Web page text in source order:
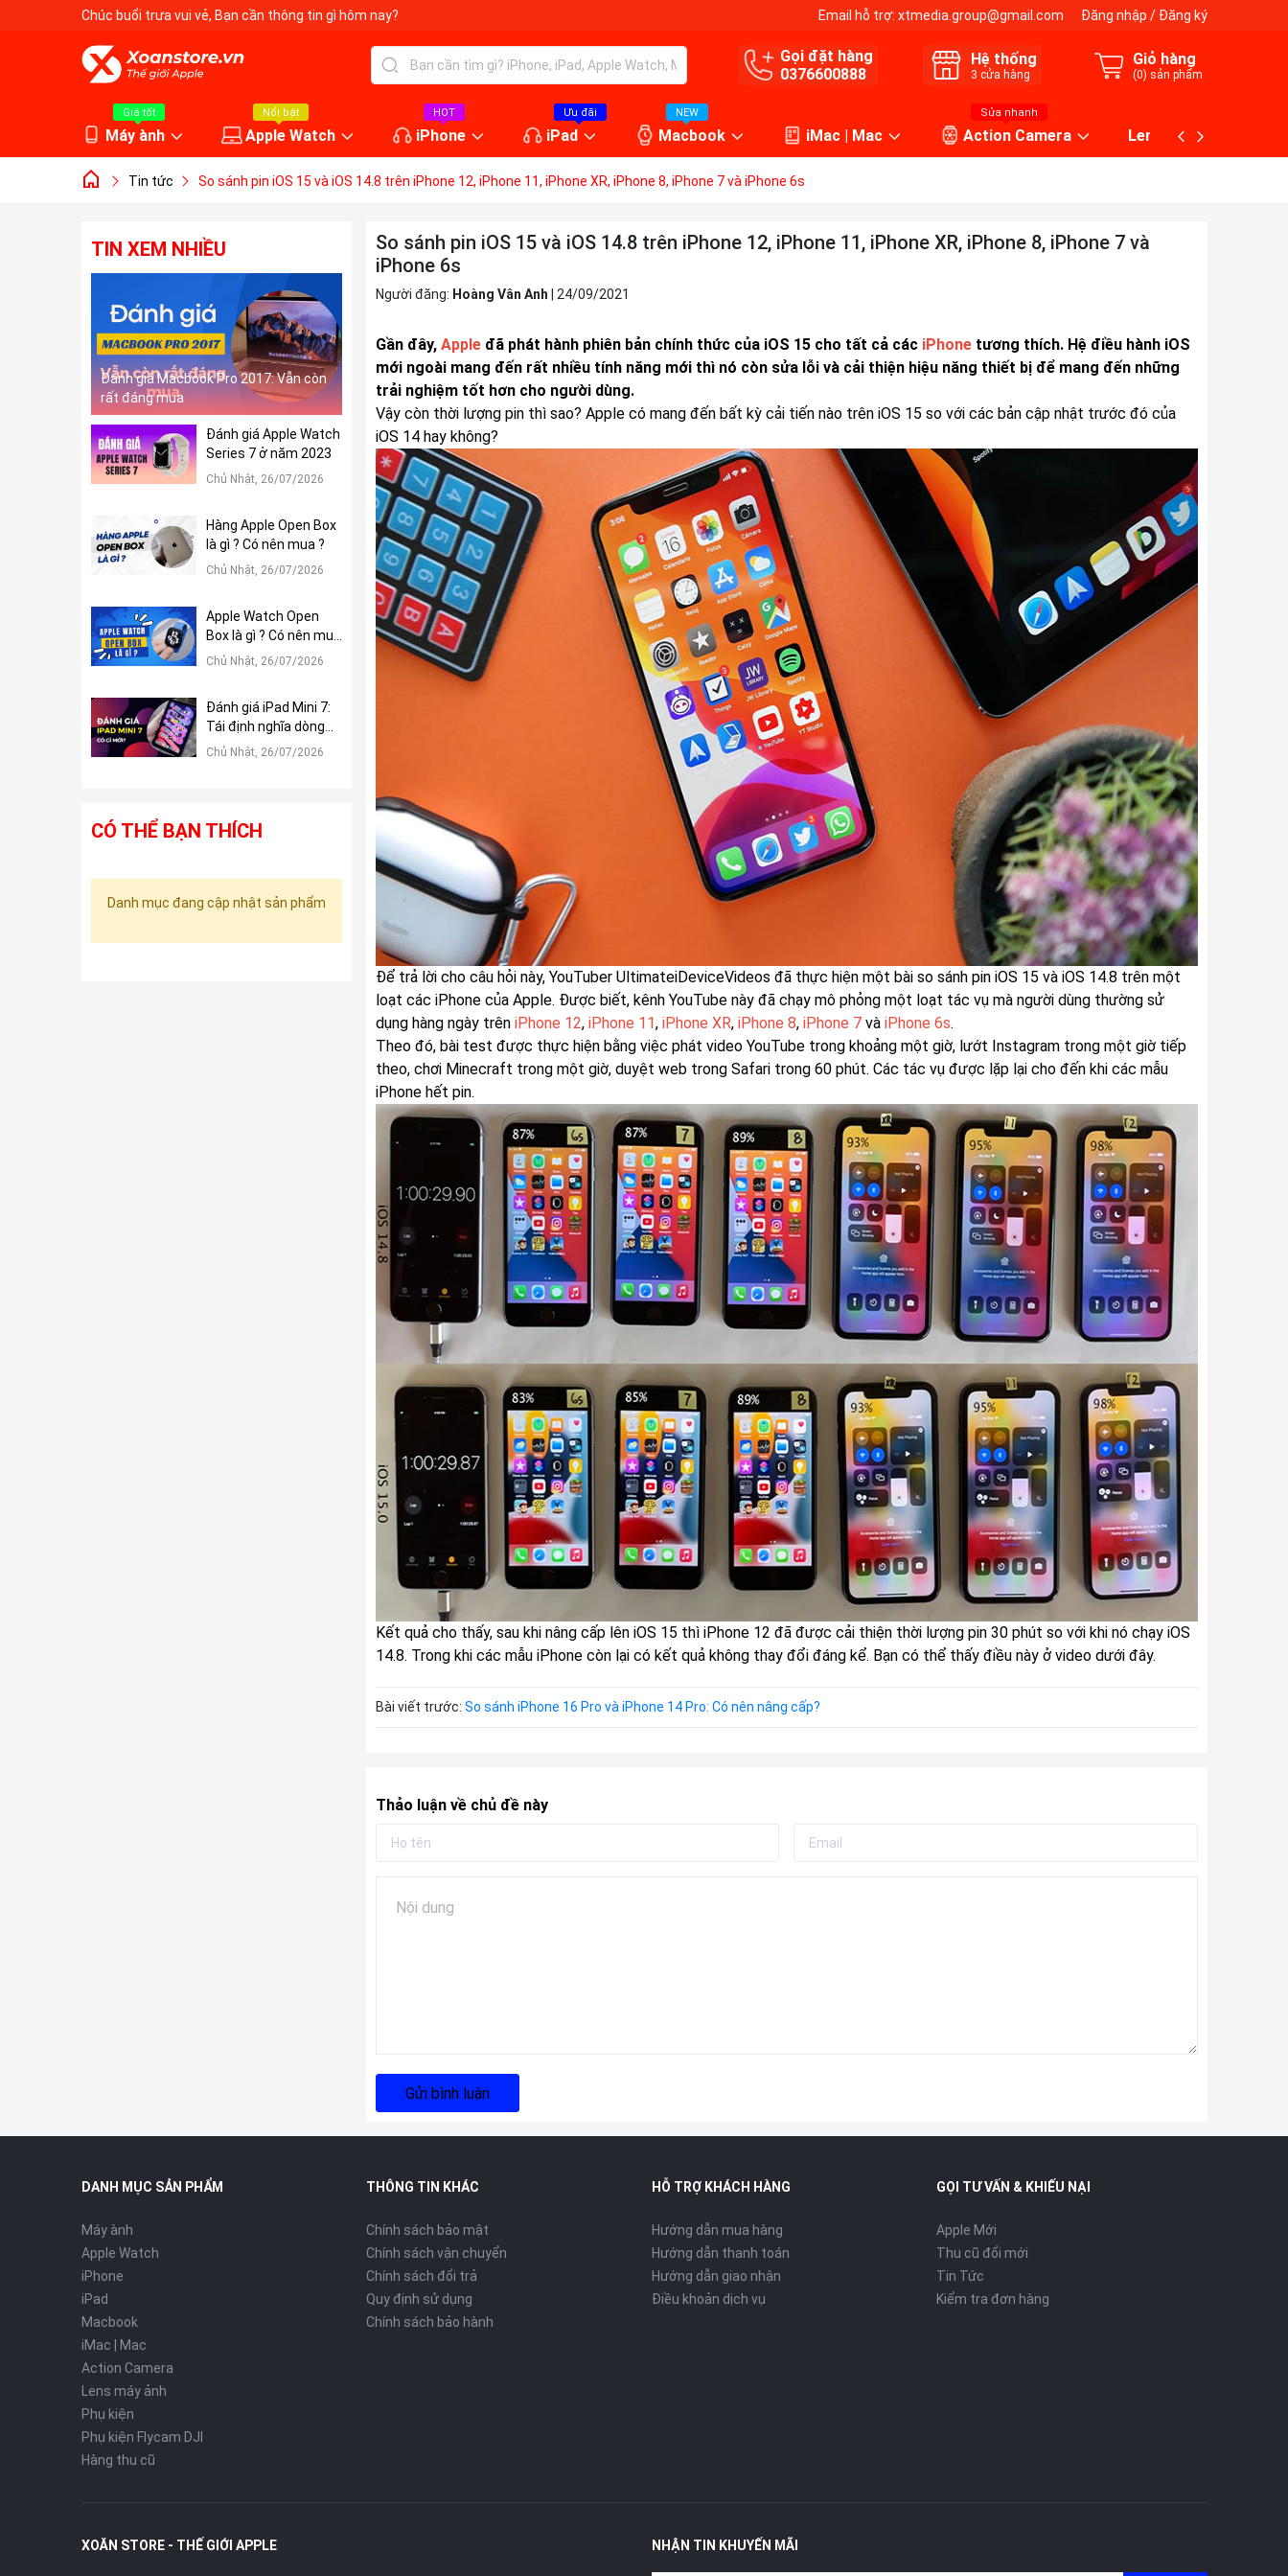
Chúc buổi trưa vui vẻ, Bạn cần thông tin gì hôm nay? Email hỗ trợ: xtmedia.group@gmail.com Đăng nhập / Đăng ký
Gọi đặt hàng
0376600888
Hệ thống
3 cửa hàng
Giỏ hàng
(0) sản phẩm
Giá tốt
Máy ành
Nổi bật
Apple Watch
HOT
iPhone
Ưu đãi
iPad
NEW
Macbook iMac | Mac
Sửa nhanh
Action Camera Lens máy ảnh
Tin tức So sánh pin iOS 15 và iOS 14.8 trên iPhone 12, iPhone 11, iPhone XR, iPhone 8, iPhone 7 và iPhone 6s
So sánh pin iOS 15 và iOS 14.8 trên iPhone 12, iPhone 11, iPhone XR, iPhone 8, iPhone 7 và
iPhone 6s
Người đăng: Hoàng Vân Anh 24/09/2021
Gần đây, Apple đã phát hành phiên bản chính thức của iOS 15 cho tất cả các iPhone tương thích. Hệ điều hành iOS
mới ngoài mang đến rất nhiều tính năng mới thì nó còn sửa lỗi và cải thiện hiệu năng thiết bị để mang đến những
trải nghiệm tốt hơn cho người dùng.
Vậy còn thời lượng pin thì sao? Apple có mang đến bất kỳ cải tiến nào trên iOS 15 so với các bản cập nhật trước đó của
iOS 14 hay không?
Để trả lời cho câu hỏi này, YouTuber UltimateiDeviceVideos đã thực hiện một bài so sánh pin iOS 15 và iOS 14.8 trên một
loạt các iPhone của Apple. Được biết, kênh YouTube này đã chạy mô phỏng một loạt tác vụ mà người dùng thường sử
dụng hàng ngày trên iPhone 12, iPhone 11, iPhone XR, iPhone 8, iPhone 7 và iPhone 6s.
Theo đó, bài test được thực hiện bằng việc phát video YouTube trong khoảng một giờ, lướt Instagram trong một giờ tiếp
theo, chơi Minecraft trong một giờ, duyệt web trong Safari trong 60 phút. Các tác vụ được lặp lại cho đến khi các mẫu
iPhone hết pin.
Kết quả cho thấy, sau khi nâng cấp lên iOS 15 thì iPhone 12 đã được cải thiện thời lượng pin 30 phút so với khi nó chạy iOS
14.8. Trong khi các mẫu iPhone còn lại có kết quả không thay đổi đáng kể. Bạn có thể thấy điều này ở video dưới đây.
Bài viết trước: So sánh iPhone 16 Pro và iPhone 14 Pro: Có nên nâng cấp?
Thảo luận về chủ đề này
Gửi bình luận
TIN XEM NHIỀU
Đánh giá Macbook Pro 2017: Vẫn còn
rất đáng mua
Đánh giá Apple Watch
Series 7 ở năm 2023
Chủ Nhật, 26/07/2026
Hàng Apple Open Box
là gì ? Có nên mua ?
Chủ Nhật, 26/07/2026
Apple Watch Open
Box là gì ? Có nên mua
?
Chủ Nhật, 26/07/2026
Đánh giá iPad Mini 7:
Tái định nghĩa dòng
iPad Mini
Chủ Nhật, 26/07/2026
CÓ THỂ BẠN THÍCH
Danh mục đang cập nhật sản phẩm
DANH MỤC SẢN PHẨM
Máy ành
Apple Watch
iPhone
iPad
Macbook
iMac | Mac
Action Camera
Lens máy ảnh
Phụ kiện
Phụ kiện Flycam DJI
Hàng thu cũ
THÔNG TIN KHÁC
Chính sách bảo mật
Chính sách vận chuyển
Chính sách đổi trả
Quy định sử dụng
Chính sách bảo hành
HỖ TRỢ KHÁCH HÀNG
Hướng dẫn mua hàng
Hướng dẫn thanh toán
Hướng dẫn giao nhận
Điều khoản dịch vụ
GỌI TƯ VẤN & KHIẾU NẠI
Apple Mới
Thu cũ đổi mới
Tin Tức
Kiểm tra đơn hàng
XOĂN STORE - THẾ GIỚI APPLE NHẬN TIN KHUYẾN MÃI